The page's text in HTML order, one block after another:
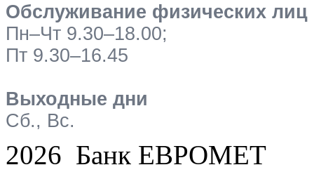
Обслуживание физических лиц
Пн–Чт 9.30–18.00;
Пт 9.30–16.45
Выходные дни
Сб., Вс.
2026 Банк ЕВРОМЕТ